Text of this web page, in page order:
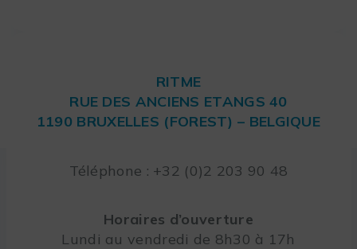
RITME
RUE DES ANCIENS ETANGS 40
1190 BRUXELLES (FOREST) – BELGIQUE
Téléphone : +32 (0)2 203 90 48
Horaires d’ouverture
Lundi au vendredi de 8h30 à 17h